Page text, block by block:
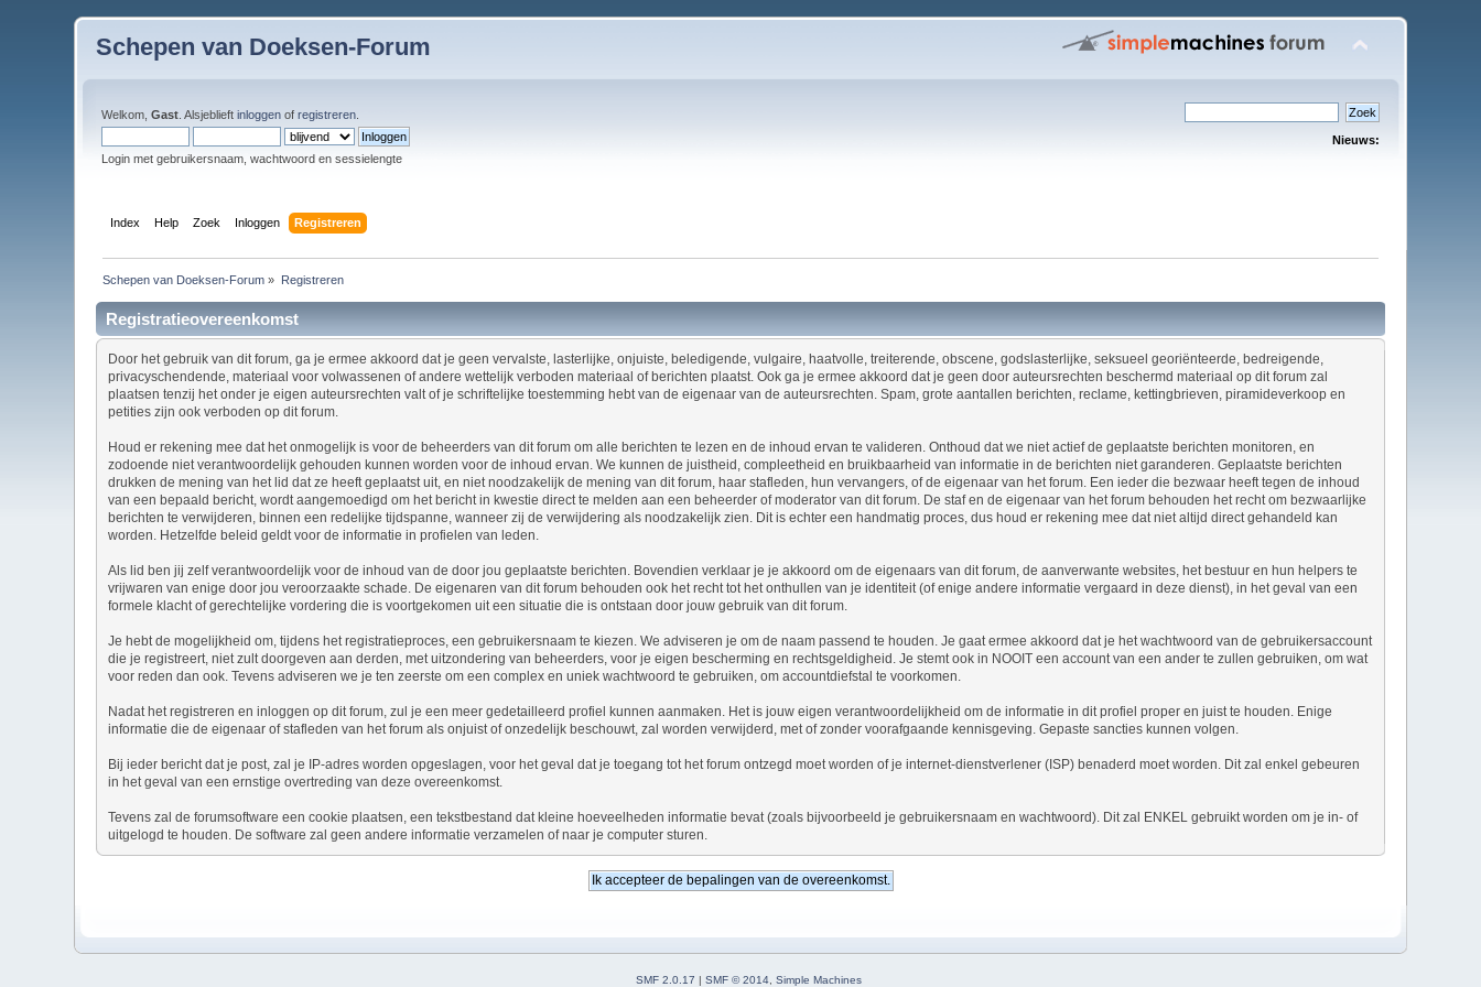
Schepen van Doeksen-Forum
Welkom,Gast . Alsjeblieftinloggen ofregistreren
Login met gebruikersnaam, wachtwoord en sessielengte
Nieuws:
Index Help Zoek Inloggen Registreren
Schepen van Doeksen-Forum » Registreren
Registratieovereenkomst
Door het gebruik van dit forum, ga je ermee akkoord dat je geen vervalste, lasterlijke, onjuiste, beledigende, vulgaire, haatvolle, treiterende, obscene, godslasterlijke, seksueel georiënteerde, bedreigende,
privacyschendende, materiaal voor volwassenen of andere wettelijk verboden materiaal of berichten plaatst. Ook ga je ermee akkoord dat je geen door auteursrechten beschermd materiaal op dit forum zal
plaatsen tenzij het onder je eigen auteursrechten valt of je schriftelijke toestemming hebt van de eigenaar van de auteursrechten. Spam, grote aantallen berichten, reclame, kettingbrieven, piramideverkoop en
petities zijn ook verboden op dit forum.
Houd er rekening mee dat het onmogelijk is voor de beheerders van dit forum om alle berichten te lezen en de inhoud ervan te valideren. Onthoud dat we niet actief de geplaatste berichten monitoren, en
zodoende niet verantwoordelijk gehouden kunnen worden voor de inhoud ervan. We kunnen de juistheid, compleetheid en bruikbaarheid van informatie in de berichten niet garanderen. Geplaatste berichten
drukken de mening van het lid dat ze heeft geplaatst uit, en niet noodzakelijk de mening van dit forum, haar stafleden, hun vervangers, of de eigenaar van het forum. Een ieder die bezwaar heeft tegen de inhoud
van een bepaald bericht, wordt aangemoedigd om het bericht in kwestie direct te melden aan een beheerder of moderator van dit forum. De staf en de eigenaar van het forum behouden het recht om bezwaarlijke
berichten te verwijderen, binnen een redelijke tijdspanne, wanneer zij de verwijdering als noodzakelijk zien. Dit is echter een handmatig proces, dus houd er rekening mee dat niet altijd direct gehandeld kan
worden. Hetzelfde beleid geldt voor de informatie in profielen van leden.
Als lid ben jij zelf verantwoordelijk voor de inhoud van de door jou geplaatste berichten. Bovendien verklaar je je akkoord om de eigenaars van dit forum, de aanverwante websites, het bestuur en hun helpers te
vrijwaren van enige door jou veroorzaakte schade. De eigenaren van dit forum behouden ook het recht tot het onthullen van je identiteit (of enige andere informatie vergaard in deze dienst), in het geval van een
formele klacht of gerechtelijke vordering die is voortgekomen uit een situatie die is ontstaan door jouw gebruik van dit forum.
Je hebt de mogelijkheid om, tijdens het registratieproces, een gebruikersnaam te kiezen. We adviseren je om de naam passend te houden. Je gaat ermee akkoord dat je het wachtwoord van de gebruikersaccount
die je registreert, niet zult doorgeven aan derden, met uitzondering van beheerders, voor je eigen bescherming en rechtsgeldigheid. Je stemt ook in NOOIT een account van een ander te zullen gebruiken, om wat
voor reden dan ook. Tevens adviseren we je ten zeerste om een complex en uniek wachtwoord te gebruiken, om accountdiefstal te voorkomen.
Nadat het registreren en inloggen op dit forum, zul je een meer gedetailleerd profiel kunnen aanmaken. Het is jouw eigen verantwoordelijkheid om de informatie in dit profiel proper en juist te houden. Enige
informatie die de eigenaar of stafleden van het forum als onjuist of onzedelijk beschouwt, zal worden verwijderd, met of zonder voorafgaande kennisgeving. Gepaste sancties kunnen volgen.
Bij ieder bericht dat je post, zal je IP-adres worden opgeslagen, voor het geval dat je toegang tot het forum ontzegd moet worden of je internet-dienstverlener (ISP) benaderd moet worden. Dit zal enkel gebeuren
in het geval van een ernstige overtreding van deze overeenkomst.
Tevens zal de forumsoftware een cookie plaatsen, een tekstbestand dat kleine hoeveelheden informatie bevat (zoals bijvoorbeeld je gebruikersnaam en wachtwoord). Dit zal ENKEL gebruikt worden om je in- of
uitgelogd te houden. De software zal geen andere informatie verzamelen of naar je computer sturen.
SMF 2.0.17 | SMF © 2014 Simple Machines